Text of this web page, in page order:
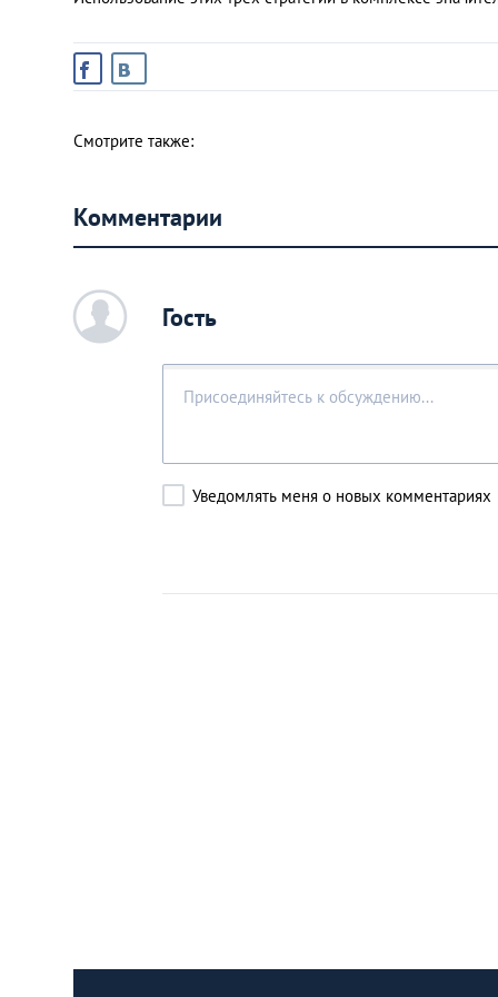
Смотрите также:
Комментарии
c Гость
Уведомлять меня о новых комментариях